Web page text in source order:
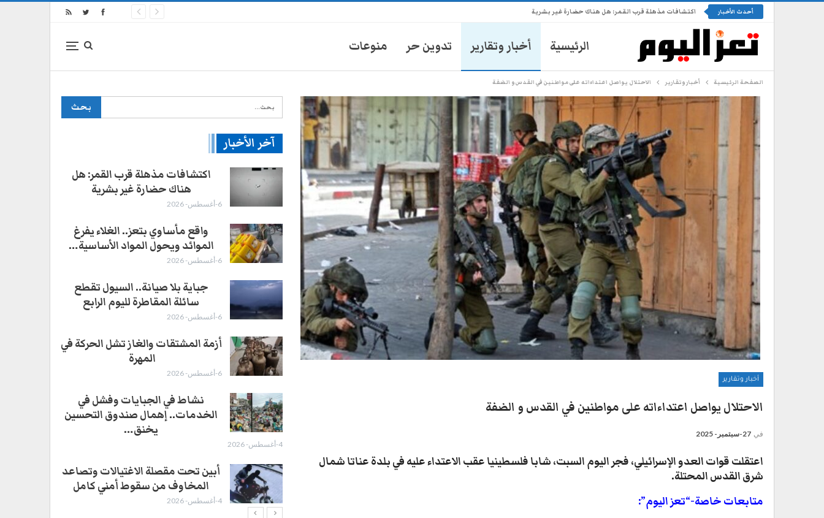
أحدث الأخبار اكتشافات مذهلة قرب القمر: هل هناك حضارة غير بشرية
الرئيسية أخبار وتقارير تدوين حر منوعات
الصفحة الرئيسية أخبار وتقارير الاحتلال يواصل اعتداءاته على مواطنين في القدس و الضفة
أخبار وتقارير
الاحتلال يواصل اعتداءاته على مواطنين في القدس و الضفة
في 27-سبتمبر- 2025
اعتقلت قوات العدو الإسرائيلي، فجر اليوم السبت، شابا فلسطينيا عقب الاعتداء عليه في بلدة عناتا شمال
شرق القدس المحتلة.
متابعات خاصة-“تعز اليوم”:
آخر الأخبار
انتشار أمني في تعز يثير مخاوف
الأهالي من حملات تضييق جديدة
28-يوليو- 2026
موكب محافظ تعز يدهس طفلاً
ويتركه في العناية المركزة
28-يوليو- 2026
سيول تعز تجرف الممتلكات وتقتل
مسنة في جبل حبشي
تزايد انتشار الكلاب الضالة بتعز يثير
قلق السكان
تعز: احتجاج لبائعي الدجاج رفضاً
لفرض رسوم غير قانونية
اكتشافات مذهلة قرب القمر: هل
هناك حضارة غير بشرية
6-أغسطس- 2026
واقع مأساوي بتعز.. الغلاء يفرغ
الموائد ويحول المواد الأساسية…
6-أغسطس- 2026
جباية بلا صيانة.. السيول تقطع
سائلة المقاطرة لليوم الرابع
6-أغسطس- 2026
أزمة المشتقات والغاز تشل الحركة في
المهرة ​
6-أغسطس- 2026
نشاط في الجبايات وفشل في
الخدمات.. إهمال صندوق التحسين
يخنق…
4-أغسطس- 2026
أبين تحت مقصلة الاغتيالات وتصاعد
المخاوف من سقوط أمني كامل
4-أغسطس- 2026